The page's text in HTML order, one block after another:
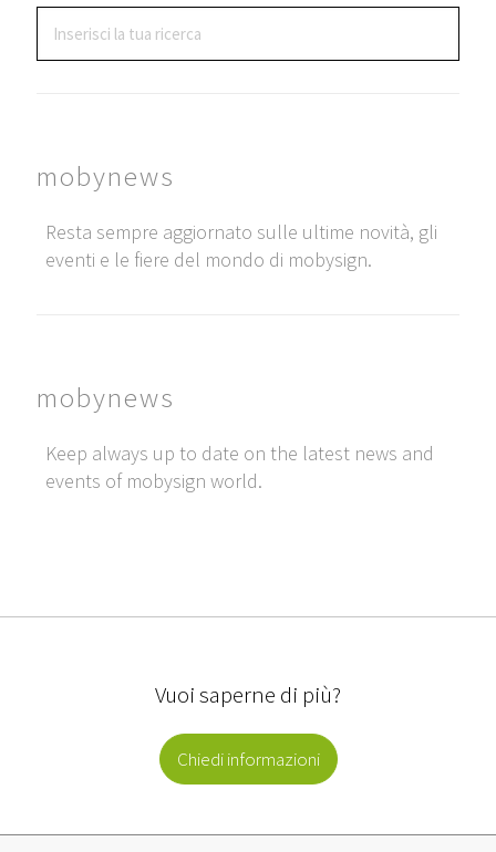
mobynews
Resta sempre aggiornato sulle ultime novità, gli
eventi e le fiere del mondo di mobysign.
mobynews
Keep always up to date on the latest news and
events of mobysign world.
Vuoi saperne di più?
Chiedi informazioni